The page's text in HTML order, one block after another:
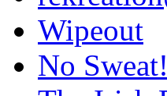
Wipeout
No Sweat!